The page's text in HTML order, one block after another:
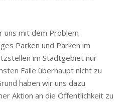
uns mit dem Problem
Parken und Parken im
im Stadtgebiet nur
Falle überhaupt nicht zu
haben wir uns dazu
Aktion an die Öffentlichkeit zu